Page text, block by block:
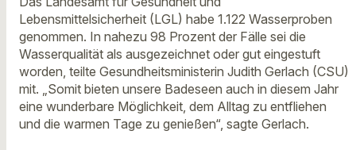
Lebensmittelsicherheit (LGL) habe 1.122 Wasserproben
genommen. In nahezu 98 Prozent der Fälle sei die
Wasserqualität als ausgezeichnet oder gut eingestuft
worden, teilte Gesundheitsministerin Judith Gerlach (CSU)
mit. „Somit bieten unsere Badeseen auch in diesem Jahr
eine wunderbare Möglichkeit, dem Alltag zu entfliehen
und die warmen Tage zu genießen“, sagte Gerlach.